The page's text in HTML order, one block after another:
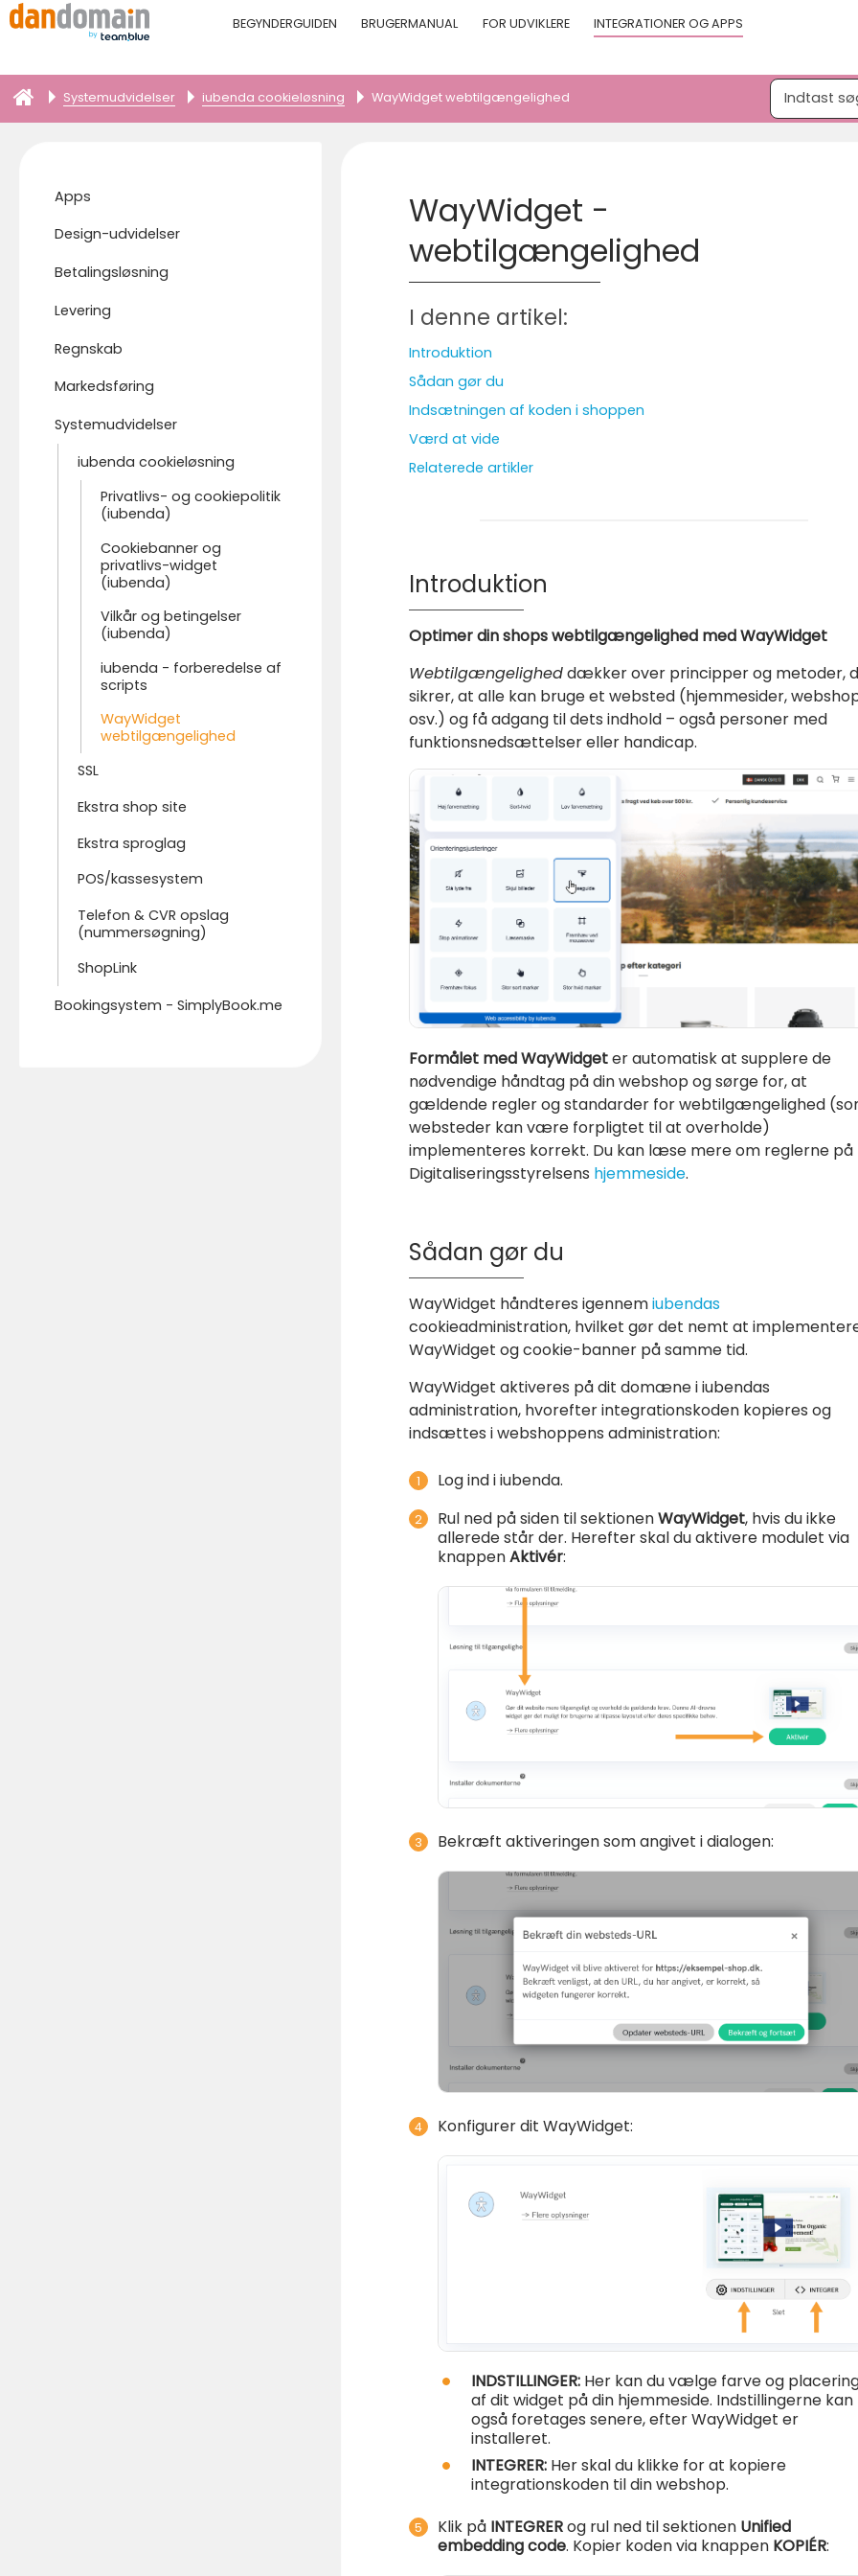
BEGYNDERGUIDEN BRUGERMANUAL FOR UDVIKLERE INTEGRATIONER OG APPS
WayWidget webtilgængelighed
iubenda cookieløsning
Systemudvidelser
Apps
Design-udvidelser
Betalingsløsning
Levering
Regnskab
Markedsføring
Systemudvidelser
iubenda cookieløsning
Privatlivs- og cookiepolitik
(iubenda)
Cookiebanner og
privatlivs-widget
(iubenda)
Vilkår og betingelser
(iubenda)
iubenda - forberedelse af
scripts
WayWidget
webtilgængelighed
SSL
Ekstra shop site
Ekstra sproglag
POS/kassesystem
Telefon & CVR opslag
(nummersøgning)
ShopLink
Bookingsystem - SimplyBook.me
WayWidget -
webtilgængelighed
I denne artikel:
Introduktion
Sådan gør du
Indsætningen af koden i shoppen
Værd at vide
Relaterede artikler
Introduktion
Optimer din shops webtilgængelighed med WayWidget
Webtilgængeligheddækker over principper og metoder,
sikrer, at alle kan bruge et websted (hjemmesider,
osv.) og få adgang til dets indhold – også personer med
funktionsnedsættelser eller handicap.
Formålet med WayWidgeter automatisk at supplere de
nødvendige håndtag på din webshop og sørge for, at
gældende regler og standarder for webtilgængelighed
websteder kan være forpligtet til at overholde)
implementeres korrekt. Du kan læse mere om reglerne på
Digitaliseringsstyrelsens hjemmeside.
Sådan gør du
WayWidget håndteres igennemiubendas
cookieadministration, hvilket gør det nemt at
WayWidget og cookie-banner på samme tid.
WayWidget aktiveres på dit domæne i iubendas
administration, hvorefter integrationskoden kopieres og
indsættes i webshoppens administration:
Log ind i iubenda.
Rul ned på siden til sektionenWayWidget, hvis du ikke
allerede står der. Herefter skal du aktivere modulet via
knappenAktivér:
Bekræft aktiveringen som angivet i dialogen:
Konfigurer dit WayWidget:
INDSTILLINGER: Her kan du vælge farve og
af dit widget på din hjemmeside. Indstillingerne kan
også foretages senere, efter WayWidget er
installeret.
INTEGRER: Her skal du klikke for at kopiere
integrationskoden til din webshop.
Klik på INTEGRERog rul ned til sektionen Unified
embedding code. Kopier koden via knappen KOPIÉR: